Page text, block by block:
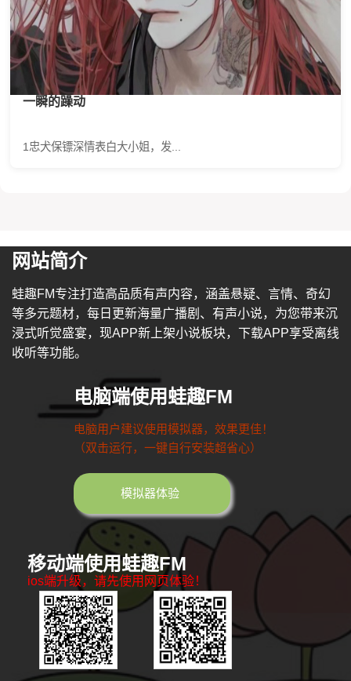
一瞬的躁动
1忠犬保镖深情表白大小姐，发...
网站简介
蛙趣FM专注打造高品质有声内容，涵盖悬疑、言情、奇幻
等多元题材，每日更新海量广播剧、有声小说，为您带来沉
浸式听觉盛宴，现APP新上架小说板块，下载APP享受离线
收听等功能。
电脑端使用蛙趣FM
电脑用户建议使用模拟器，效果更佳！
（双击运行，一键自行安装超省心）
模拟器体验
移动端使用蛙趣FM
ios端升级，请先使用网页体验！